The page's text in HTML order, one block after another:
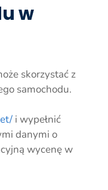
w
skorzystać z
samochodu.
i wypełnić
danymi o
wycenę w